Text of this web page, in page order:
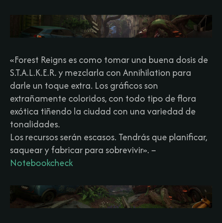
«Forest Reigns es como tomar una buena dosis de
S.T.A.L.K.E.R. y mezclarla con Annihilation para
darle un toque extra. Los gráficos son
extrañamente coloridos, con todo tipo de flora
exótica tiñendo la ciudad con una variedad de
tonalidades.
Los recursos serán escasos. Tendrás que planificar,
saquear y fabricar para sobrevivir». –
Notebookcheck